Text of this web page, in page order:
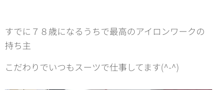
すでに７８歳になるうちで最高のアイロンワークの
持ち主
こだわりでいつもスーツで仕事してます(^-^)